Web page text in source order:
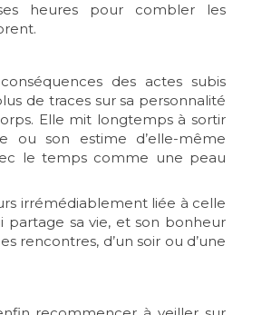
heures pour combler les
des actes subis
de traces sur sa personnalité
Elle mit longtemps à sortir
ou son estime d’elle-même
le temps comme une peau
irrémédiablement liée à celle
partage sa vie, et son bonheur
rencontres, d’un soir ou d’une